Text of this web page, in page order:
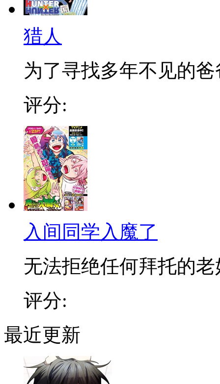
猎人
为了寻找多年不见的爸
评分:
入间同学入魔了
无法拒绝任何拜托的老
评分:
最近更新